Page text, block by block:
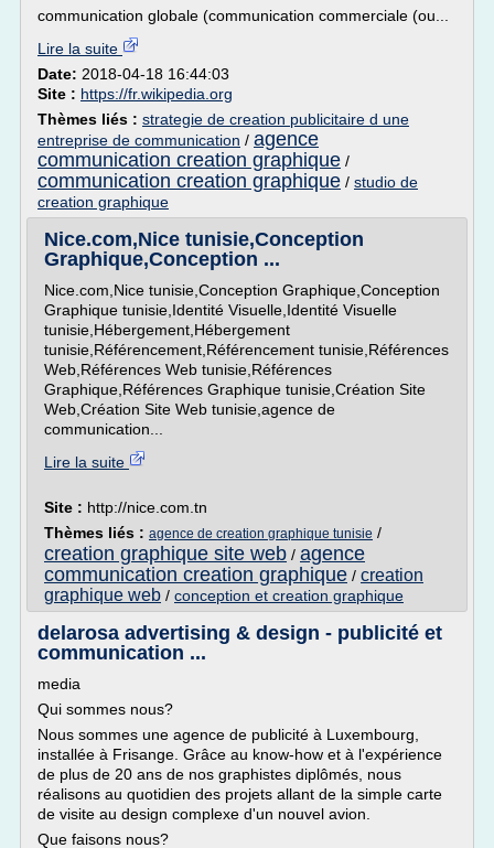
communication globale (communication commerciale (ou...
Lire la suite
Date: 2018-04-18 16:44:03
Site : https://fr.wikipedia.org
Thèmes liés : strategie de creation publicitaire d une
entreprise de communication / agence
communication creation graphique /
communication creation graphique / studio de
creation graphique
Nice.com,Nice tunisie,Conception
Graphique,Conception ...
Nice.com,Nice tunisie,Conception Graphique,Conception
Graphique tunisie,Identité Visuelle,Identité Visuelle
tunisie,Hébergement,Hébergement
tunisie,Référencement,Référencement tunisie,Références
Web,Références Web tunisie,Références
Graphique,Références Graphique tunisie,Création Site
Web,Création Site Web tunisie,agence de
communication...
Lire la suite
Site : http://nice.com.tn
Thèmes liés : agence de creation graphique tunisie /
creation graphique site web / agence
communication creation graphique / creation
graphique web / conception et creation graphique
delarosa advertising & design - publicité et
communication ...
media
Qui sommes nous?
Nous sommes une agence de publicité à Luxembourg,
installée à Frisange. Grâce au know-how et à l'expérience
de plus de 20 ans de nos graphistes diplômés, nous
réalisons au quotidien des projets allant de la simple carte
de visite au design complexe d'un nouvel avion.
Que faisons nous?